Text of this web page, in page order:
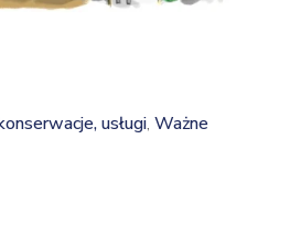
usługi‚ Ważne